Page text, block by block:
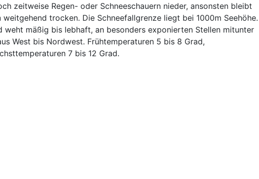
zeitweise Regen- oder Schneeschauern nieder, ansonsten bleibt
weitgehend trocken. Die Schneefallgrenze liegt bei 1000m Seehöhe.
weht mäßig bis lebhaft, an besonders exponierten Stellen mitunter
West bis Nordwest. Frühtemperaturen 5 bis 8 Grad,
7 bis 12 Grad.